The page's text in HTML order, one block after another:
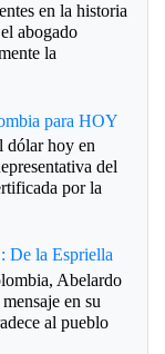
en la historia
abogado
la
para HOY
dólar hoy en
del
por la
De la Espriella
Abelardo
en su
al pueblo